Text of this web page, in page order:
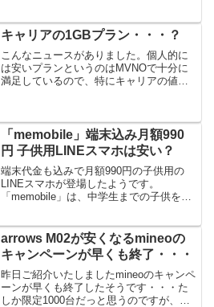
料（１GB)になるそうです。F...
キャリアの1GBプラン・・・？
こんなニュースがありました。個人的に
は安いプランというのはMVNOで十分に
満足しているので、特にキャリアの値下
ろ、キャリアーはサポー...
「memobile」端末込み月額990
円 子供用LINEスマホは安い？
端末代金も込みで月額990円の子供用の
LINEスマホが登場したようです。
「memobile」は、中学生までの子供を主
段として最低限の内容であればよいとい
う考えに基づ...
arrows M02が安くなるmineoの
キャンペーンが早くも終了・・・
昨日ご紹介いたしましたmineoのキャンペ
ーンが早くも終了したそうです・・・た
しか限定1000台だっと思うのですが、速